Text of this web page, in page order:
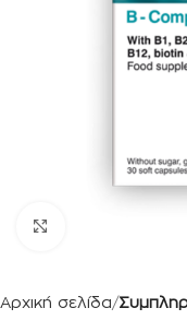
Αρχική σελίδα